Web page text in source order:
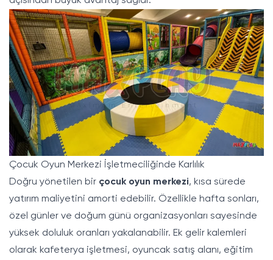
Çocuk Oyun Merkezi İşletmeciliğinde Karlılık
Doğru yönetilen bir çocuk oyun merkezi, kısa sürede
yatırım maliyetini amorti edebilir. Özellikle hafta sonları,
özel günler ve doğum günü organizasyonları sayesinde
yüksek doluluk oranları yakalanabilir. Ek gelir kalemleri
olarak kafeterya işletmesi, oyuncak satış alanı, eğitim